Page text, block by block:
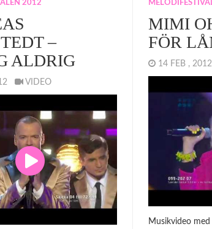
2012
–
ALDRIG
VIDEO
MIMI
FÖR
14 FEB ,
Musikvideo